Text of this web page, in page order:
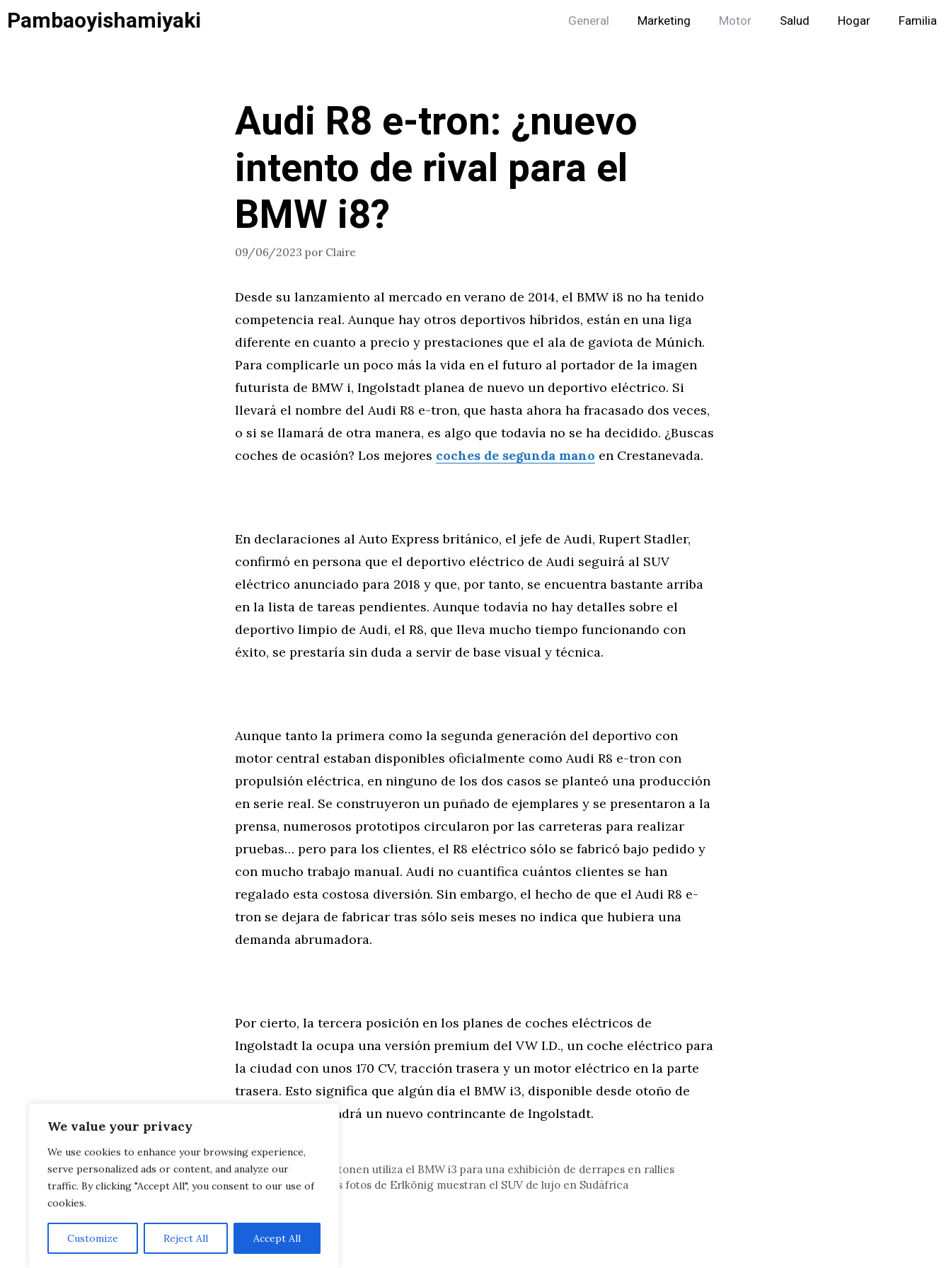
We value your privacy
We use cookies to enhance your browsing experience,
serve personalized ads or content, and analyze our
traffic. By clicking "Accept All", you consent to our use of
cookies.
Customize Reject All Accept All
Saltar
alPambaoyishamiyaki General Marketing Motor Salud Hogar Familia
Audi R8 e-tron: ¿nuevo
intento de rival para el
BMW i8?
09/06/2023 por Claire
Desde su lanzamiento al mercado en verano de 2014, el BMW i8 no ha tenido
competencia real. Aunque hay otros deportivos híbridos, están en una liga
diferente en cuanto a precio y prestaciones que el ala de gaviota de Múnich.
Para complicarle un poco más la vida en el futuro al portador de la imagen
futurista de BMW i, Ingolstadt planea de nuevo un deportivo eléctrico. Si
llevará el nombre del Audi R8 e-tron, que hasta ahora ha fracasado dos veces,
o si se llamará de otra manera, es algo que todavía no se ha decidido. ¿Buscas
coches de ocasión? Los mejores coches de segunda mano en Crestanevada.
En declaraciones al Auto Express británico, el jefe de Audi, Rupert Stadler,
confirmó en persona que el deportivo eléctrico de Audi seguirá al SUV
eléctrico anunciado para 2018 y que, por tanto, se encuentra bastante arriba
en la lista de tareas pendientes. Aunque todavía no hay detalles sobre el
deportivo limpio de Audi, el R8, que lleva mucho tiempo funcionando con
éxito, se prestaría sin duda a servir de base visual y técnica.
Aunque tanto la primera como la segunda generación del deportivo con
motor central estaban disponibles oficialmente como Audi R8 e-tron con
propulsión eléctrica, en ninguno de los dos casos se planteó una producción
en serie real. Se construyeron un puñado de ejemplares y se presentaron a la
prensa, numerosos prototipos circularon por las carreteras para realizar
pruebas… pero para los clientes, el R8 eléctrico sólo se fabricó bajo pedido y
con mucho trabajo manual. Audi no cuantifica cuántos clientes se han
regalado esta costosa diversión. Sin embargo, el hecho de que el Audi R8 e-
tron se dejara de fabricar tras sólo seis meses no indica que hubiera una
demanda abrumadora.
Por cierto, la tercera posición en los planes de coches eléctricos de
Ingolstadt la ocupa una versión premium del VW I.D., un coche eléctrico para
la ciudad con unos 170 CV, tracción trasera y un motor eléctrico en la parte
trasera. Esto significa que algún día el BMW i3, disponible desde otoño de
2013, también tendrá un nuevo contrincante de Ingolstadt.
Categorías
General,Motor
Vídeo: Rauno Aaltonen utiliza el BMW i3 para una exhibición de derrapes en rallies
BMW X7 G07: Las fotos de Erlkönig muestran el SUV de lujo en Sudáfrica